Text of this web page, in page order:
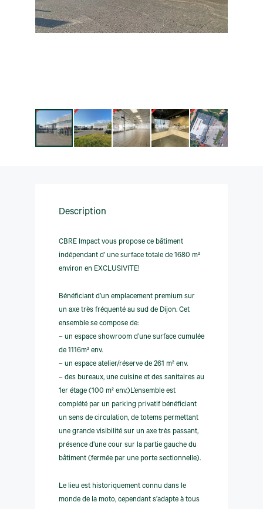
Description
CBRE Impact vous propose ce bâtiment
indépendant d’ une surface totale de 1680 m²
environ en EXCLUSIVITE!
Bénéficiant d’un emplacement premium sur
un axe très fréquenté au sud de Dijon. Cet
ensemble se compose de:
– un espace showroom d’une surface cumulée
de 1116m² env.
– un espace atelier/réserve de 261 m² env.
– des bureaux, une cuisine et des sanitaires au
1er étage (100 m² env.)L’ensemble est
complété par un parking privatif bénéficiant
un sens de circulation, de totems permettant
une grande visibilité sur un axe très passant,
présence d’une cour sur la partie gauche du
bâtiment (fermée par une porte sectionnelle).
Le lieu est historiquement connu dans le
monde de la moto, cependant s’adapte à tous